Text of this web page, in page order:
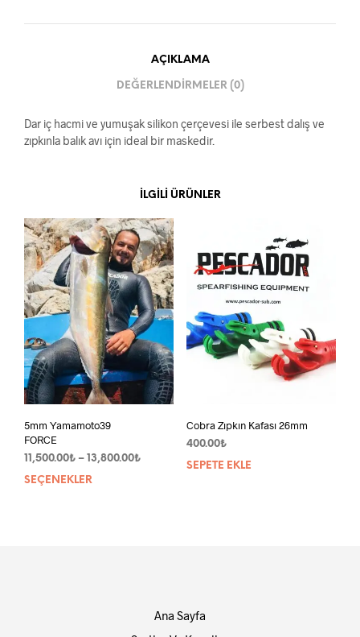
AÇIKLAMA
DEĞERLENDIRMELER (0)
Dar iç hacmi ve yumuşak silikon çerçevesi ile serbest dalış ve
zıpkınla balık avı için ideal bir maskedir.
İLGILI ÜRÜNLER
5mm Yamamoto39
FORCE
11,500.00₺ – 13,800.00₺Fiyat
SEÇENEKLER
sayfasından
Cobra Zıpkın Kafası 26mm
400.00₺
SEPETE EKLE
Ana Sayfa